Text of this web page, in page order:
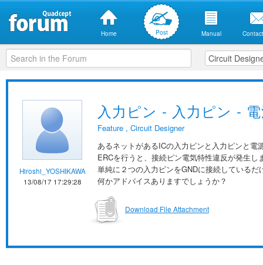
Home Post Manual
Hiroshi_YOSHIKAWA
13/08/17 17:29:28
入力ピン - 入力ピン -
Feature , Circuit Designer
あるネットがあるICの入力ピンと入力ピンと電
ERCを行うと、接続ピン電気特性違反が発生し
単純に２つの入力ピンをGNDに接続しているだ
何かアドバイスありますでしょうか？
Download File Attachment